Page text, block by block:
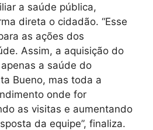
a saúde pública,
direta o cidadão. “Esse
as ações dos
Assim, a aquisição do
a saúde do
Bueno, mas toda a
onde for
as visitas e aumentando
da equipe”, finaliza.